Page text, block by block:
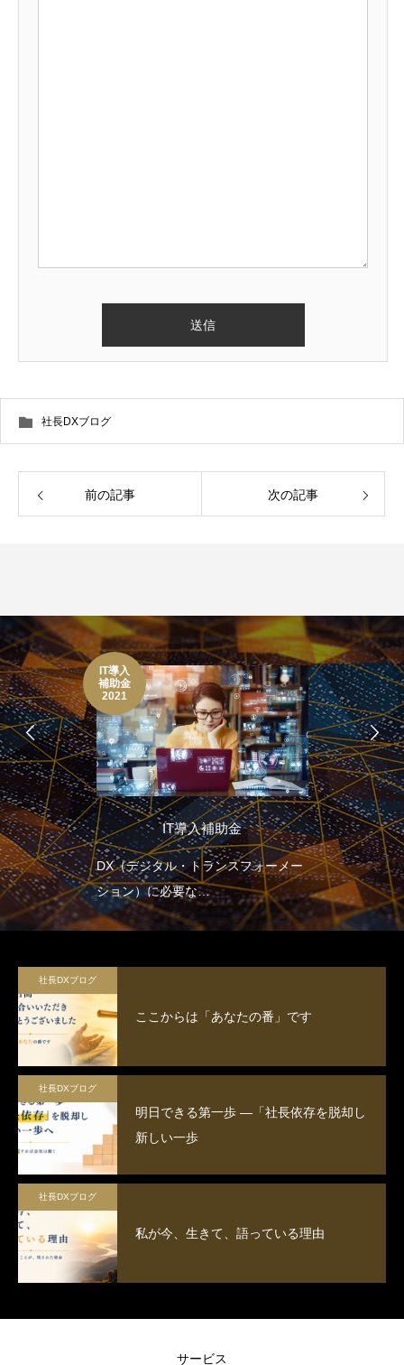
社長DXブログ
前の記事 次の記事
IT導入
補助金
2021
IT導入補助金
DX（デジタル・トランスフォーメー
ション）に必要な
全てをサポートする補助金
社長DXブログ
ここからは「あなたの番」です
社長DXブログ
明日できる第一歩 ―「社長依存を脱却し
新しい一歩
社長DXブログ
私が今、生きて、語っている理由
サービス